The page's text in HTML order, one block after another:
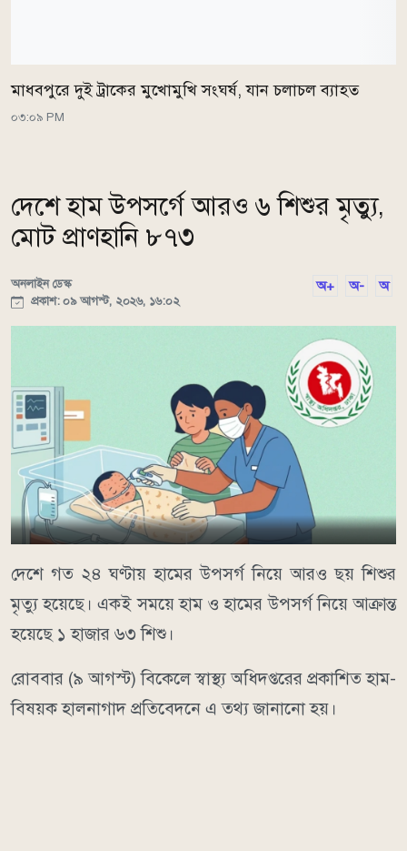
মাধবপুরে দুই ট্রাকের মুখোমুখি সংঘর্ষ, যান চলাচল ব্যাহত
০৩:০৯ PM
দেশে হাম উপসর্গে আরও ৬ শিশুর মৃত্যু,
মোট প্রাণহানি ৮৭৩
অনলাইন ডেস্ক
প্রকাশ: ০৯ আগস্ট, ২০২৬, ১৬:০২
অ+ অ- অ
দেশে গত ২৪ ঘণ্টায় হামের উপসর্গ নিয়ে আরও ছয় শিশুর
মৃত্যু হয়েছে। একই সময়ে হাম ও হামের উপসর্গ নিয়ে আক্রান্ত
হয়েছে ১ হাজার ৬৩ শিশু।
রোববার (৯ আগস্ট) বিকেলে স্বাস্থ্য অধিদপ্তরের প্রকাশিত হাম-
বিষয়ক হালনাগাদ প্রতিবেদনে এ তথ্য জানানো হয়।